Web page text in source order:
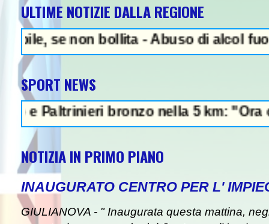
ULTIME NOTIZIE DALLA REGIONE
bollita - Abuso di alcol fuori
SPORT NEWS
bronzo nella 5 km: "Ora ci
NOTIZIA IN PRIMO PIANO
INAUGURATO CENTRO PER L'
GIULIANOVA - " Inaugurata questa mattina,
NEWS IN EVIDENZA